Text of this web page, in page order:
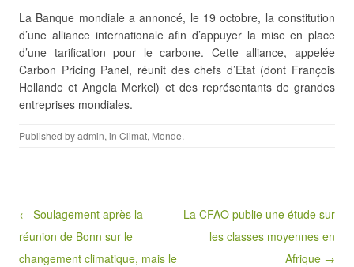
La Banque mondiale a annoncé, le 19 octobre, la constitution
d’une alliance internationale afin d’appuyer la mise en place
d’une tarification pour le carbone. Cette alliance, appelée
Carbon Pricing Panel, réunit des chefs d’Etat (dont François
Hollande et Angela Merkel) et des représentants de grandes
entreprises mondiales.
Published byadmin, in Climat, Monde.
Post navigation
← Soulagement après la
réunion de Bonn sur le
changement climatique, mais le
La CFAO publie une étude sur
les classes moyennes en
Afrique →